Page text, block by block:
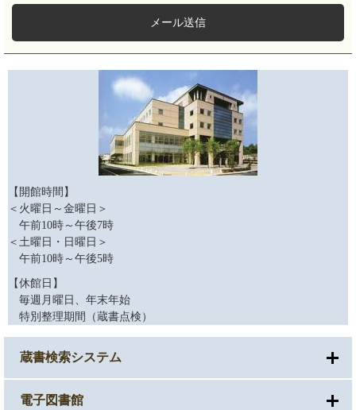
メール送信
【開館時間】
＜火曜日～金曜日＞
午前10時～午後7時
＜土曜日・日曜日＞
午前10時～午後5時
【休館日】
毎週月曜日、年末年始
特別整理期間（蔵書点検）
蔵書検索システム
電子図書館